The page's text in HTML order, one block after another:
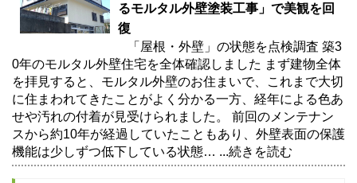
るモルタル外壁塗装工事」で美観を回
復
「屋根・外壁」の状態を点検調査 築3
0年のモルタル外壁住宅を全体確認しました まず建物全体
を拝見すると、モルタル外壁のお住まいで、これまで大切
に住まわれてきたことがよく分かる一方、経年による色あ
せや汚れの付着が見受けられました。 前回のメンテナン
スから約10年が経過していたこともあり、外壁表面の保護
機能は少しずつ低下している状態… ...続きを読む